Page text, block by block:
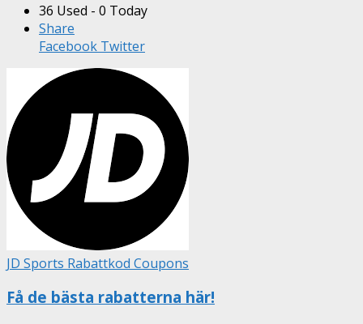
36 Used - 0 Today
Share
Facebook Twitter
JD Sports Rabattkod Coupons
Få de bästa rabatterna här!